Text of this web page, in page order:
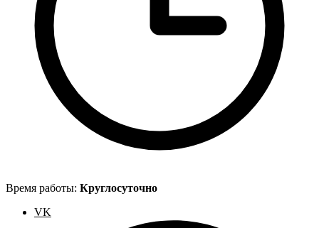
Время работы: Круглосуточно
VK